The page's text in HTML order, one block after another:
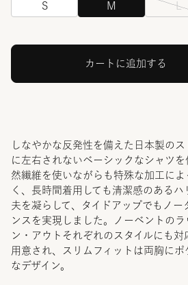
S M L
カートに追加する
しなやかな反発性を備えた日本製の
に左右されないベーシックなシャツ
然繊維を使いながらも特殊な加工によ
く、長時間着用しても清潔感のあるハ
夫を凝らして、タイドアップでもノー
ンスを実現しました。ノーベントの
ン・アウトそれぞれのスタイルにも
用意され、スリムフィットは両胸にポ
なデザイン。